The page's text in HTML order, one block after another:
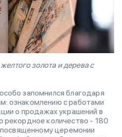
золота и дерева с
запомнился благодаря
ознакомлению с работами
о продажах украшений в
рекордное количество - 180
церемонии